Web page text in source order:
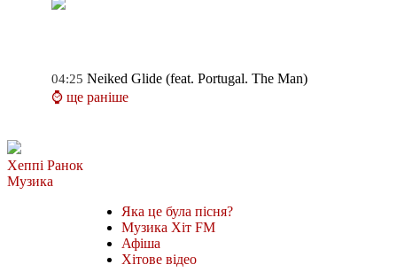
04:25 Neiked Glide (feat. Portugal. The Man)
⌚ ще раніше
Хеппі Ранок
Музика
Яка це була пісня?
Музика Хіт FM
Афіша
Хітове відео